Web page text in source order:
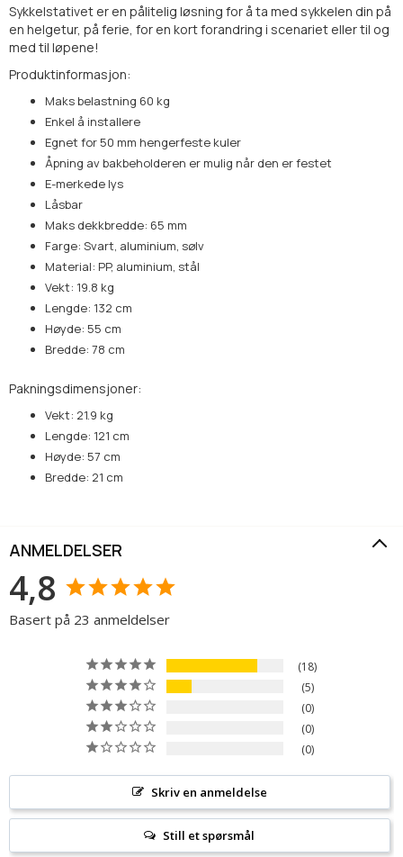
Sykkelstativet er en pålitelig løsning for å ta med sykkelen din på
en helgetur, på ferie, for en kort forandring i scenariet eller til og
med til løpene!
Produktinformasjon:
Maks belastning 60 kg
Enkel å installere
Egnet for 50 mm hengerfeste kuler
Åpning av bakbeholderen er mulig når den er festet
E-merkede lys
Låsbar
Maks dekkbredde: 65 mm
Farge: Svart, aluminium, sølv
Material: PP, aluminium, stål
Vekt: 19.8 kg
Lengde: 132 cm
Høyde: 55 cm
Bredde: 78 cm
Pakningsdimensjoner:
Vekt: 21.9 kg
Lengde: 121 cm
Høyde: 57 cm
Bredde: 21 cm
ANMELDELSER
4,8
Basert på 23 anmeldelser
18
5
0
0
0
Skriv en anmeldelse
Still et spørsmål